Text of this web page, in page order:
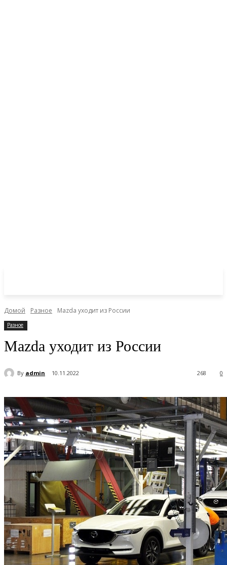
Домой Разное Mazda уходит из России
Разное
Mazda уходит из России
By admin 10.11.2022 0
268